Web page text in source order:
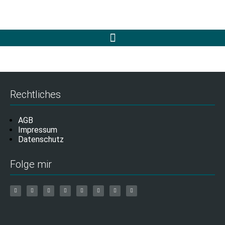
Rechtliches
AGB
Impressum
Datenschutz
Folge mir